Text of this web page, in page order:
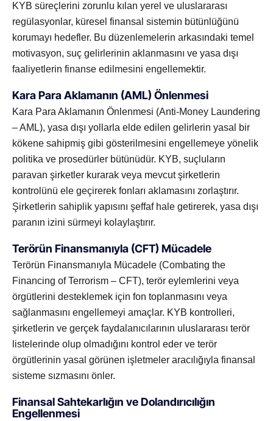
KYB süreçlerini zorunlu kılan yerel ve uluslararası
regülasyonlar, küresel finansal sistemin bütünlüğünü
korumayı hedefler. Bu düzenlemelerin arkasındaki temel
motivasyon, suç gelirlerinin aklanmasını ve yasa dışı
faaliyetlerin finanse edilmesini engellemektir.
Kara Para Aklamanın (AML) Önlenmesi
Kara Para Aklamanın Önlenmesi (Anti-Money Laundering
– AML), yasa dışı yollarla elde edilen gelirlerin yasal bir
kökene sahipmiş gibi gösterilmesini engellemeye yönelik
politika ve prosedürler bütünüdür. KYB, suçluların
paravan şirketler kurarak veya mevcut şirketlerin
kontrolünü ele geçirerek fonları aklamasını zorlaştırır.
Şirketlerin sahiplik yapısını şeffaf hale getirerek, yasa dışı
paranın izini sürmeyi kolaylaştırır.
Terörün Finansmanıyla (CFT) Mücadele
Terörün Finansmanıyla Mücadele (Combating the
Financing of Terrorism – CFT), terör eylemlerini veya
örgütlerini desteklemek için fon toplanmasını veya
sağlanmasını engellemeyi amaçlar. KYB kontrolleri,
şirketlerin ve gerçek faydalanıcılarının uluslararası terör
listelerinde olup olmadığını kontrol eder ve terör
örgütlerinin yasal görünen işletmeler aracılığıyla finansal
sisteme sızmasını önler.
Finansal Sahtekarlığın ve Dolandırıcılığın
Engellenmesi